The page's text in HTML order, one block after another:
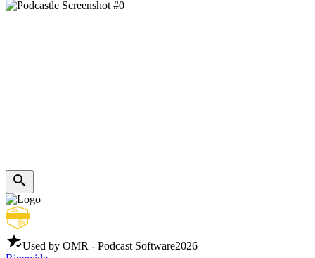
Used by OMR - Podcast Software2026